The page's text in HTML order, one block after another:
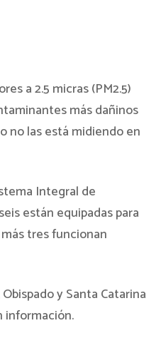
a 2.5 micras (PM2.5)
más dañinos
no las está midiendo en
Integral de
están equipadas para
tres funcionan
y Santa Catarina
información.